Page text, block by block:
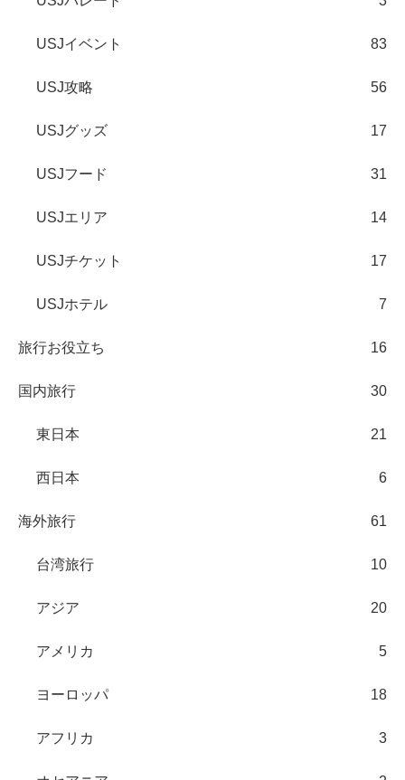
USJグッズ 17
USJフード 31
USJエリア 14
USJチケット 17
USJホテル 7
旅行お役立ち 16
国内旅行 30
東日本 21
西日本 6
海外旅行 61
台湾旅行 10
アジア 20
アメリカ 5
ヨーロッパ 18
アフリカ 3
オセアニア 2
雑記 5
趣味 9